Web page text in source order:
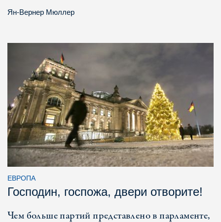
Ян-Вернер Мюллер
ЕВРОПА
Господин, госпожа, двери отворите!
Чем больше партий представлено в парламенте,